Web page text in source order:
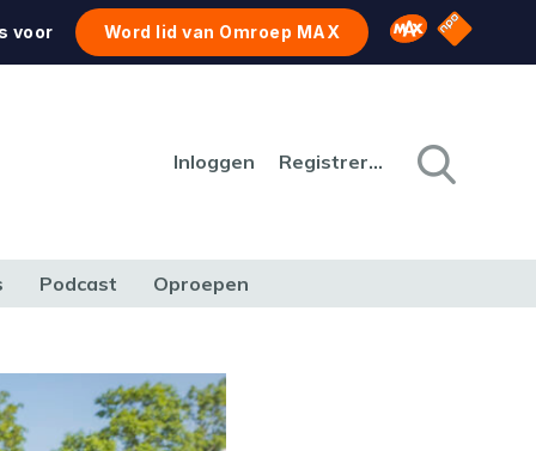
voor Word lid van Omroep MAX Omroep MAX
NPO
Inloggen Registreren
Podcast Oproepen